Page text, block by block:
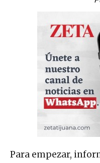
Para empezar,